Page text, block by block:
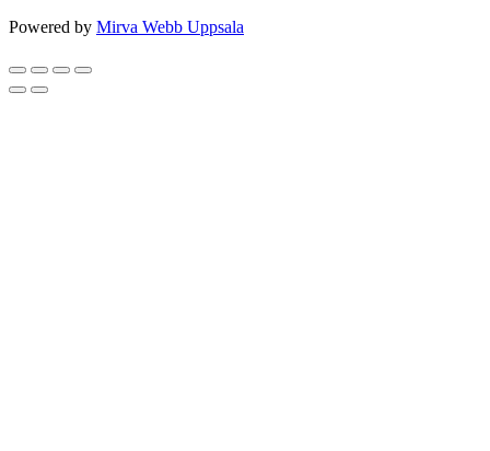
Powered by Mirva Webb Uppsala